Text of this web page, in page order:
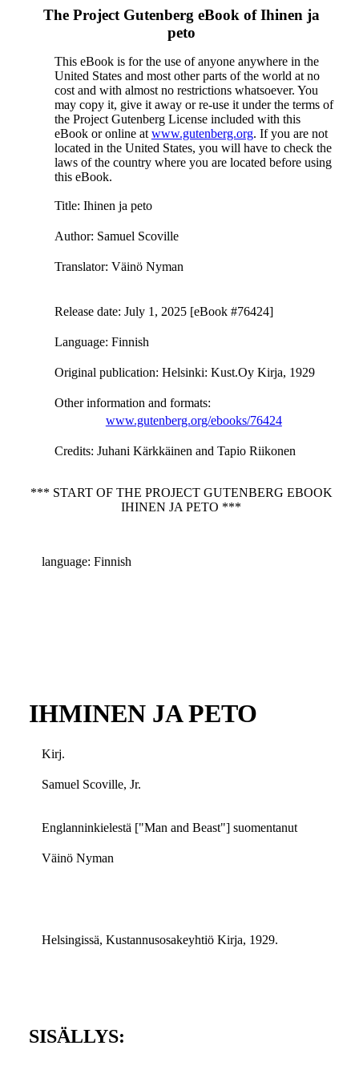
The Project Gutenberg eBook ofIhinen ja
peto
This eBook is for the use of anyone anywhere in the
United States and most other parts of the world at no
cost and with almost no restrictions whatsoever. You
may copy it, give it away or re-use it under the terms of
the Project Gutenberg License included with this
eBook or online at www.gutenberg.org. If you are not
located in the United States, you will have to check the
laws of the country where you are located before using
this eBook.
Title: Ihinen ja peto
Author: Samuel Scoville
Translator: Väinö Nyman
Release date: July 1, 2025 [eBook #76424]
Language: Finnish
Original publication: Helsinki: Kust.Oy Kirja, 1929
Other information and formats:
www.gutenberg.org/ebooks/76424
Credits: Juhani Kärkkäinen and Tapio Riikonen
*** START OF THE PROJECT GUTENBERG EBOOK
IHINEN JA PETO ***
language: Finnish
IHMINEN JA PETO
Kirj.
Samuel Scoville, Jr.
Englanninkielestä ["Man and Beast"] suomentanut
Väinö Nyman
Helsingissä, Kustannusosakeyhtiö Kirja, 1929.
SISÄLLYS: